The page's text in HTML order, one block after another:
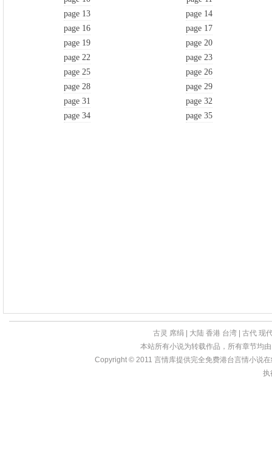
page 13
page 14
page 16
page 17
page 19
page 20
page 22
page 23
page 25
page 26
page 28
page 29
page 31
page 32
page 34
page 35
古灵 席绢 大陆 香港 台湾 古代 现
本站所有小说为转载作品，所有章节均
Copyright © 2011 言情库提供完全免费港台言情小说
执